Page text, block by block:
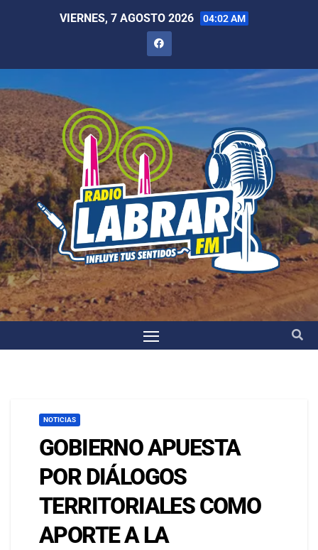
VIERNES, 7 AGOSTO 2026 04:02 AM
NOTICIAS
GOBIERNO APUESTA
POR DIÁLOGOS
TERRITORIALES COMO
APORTE A LA